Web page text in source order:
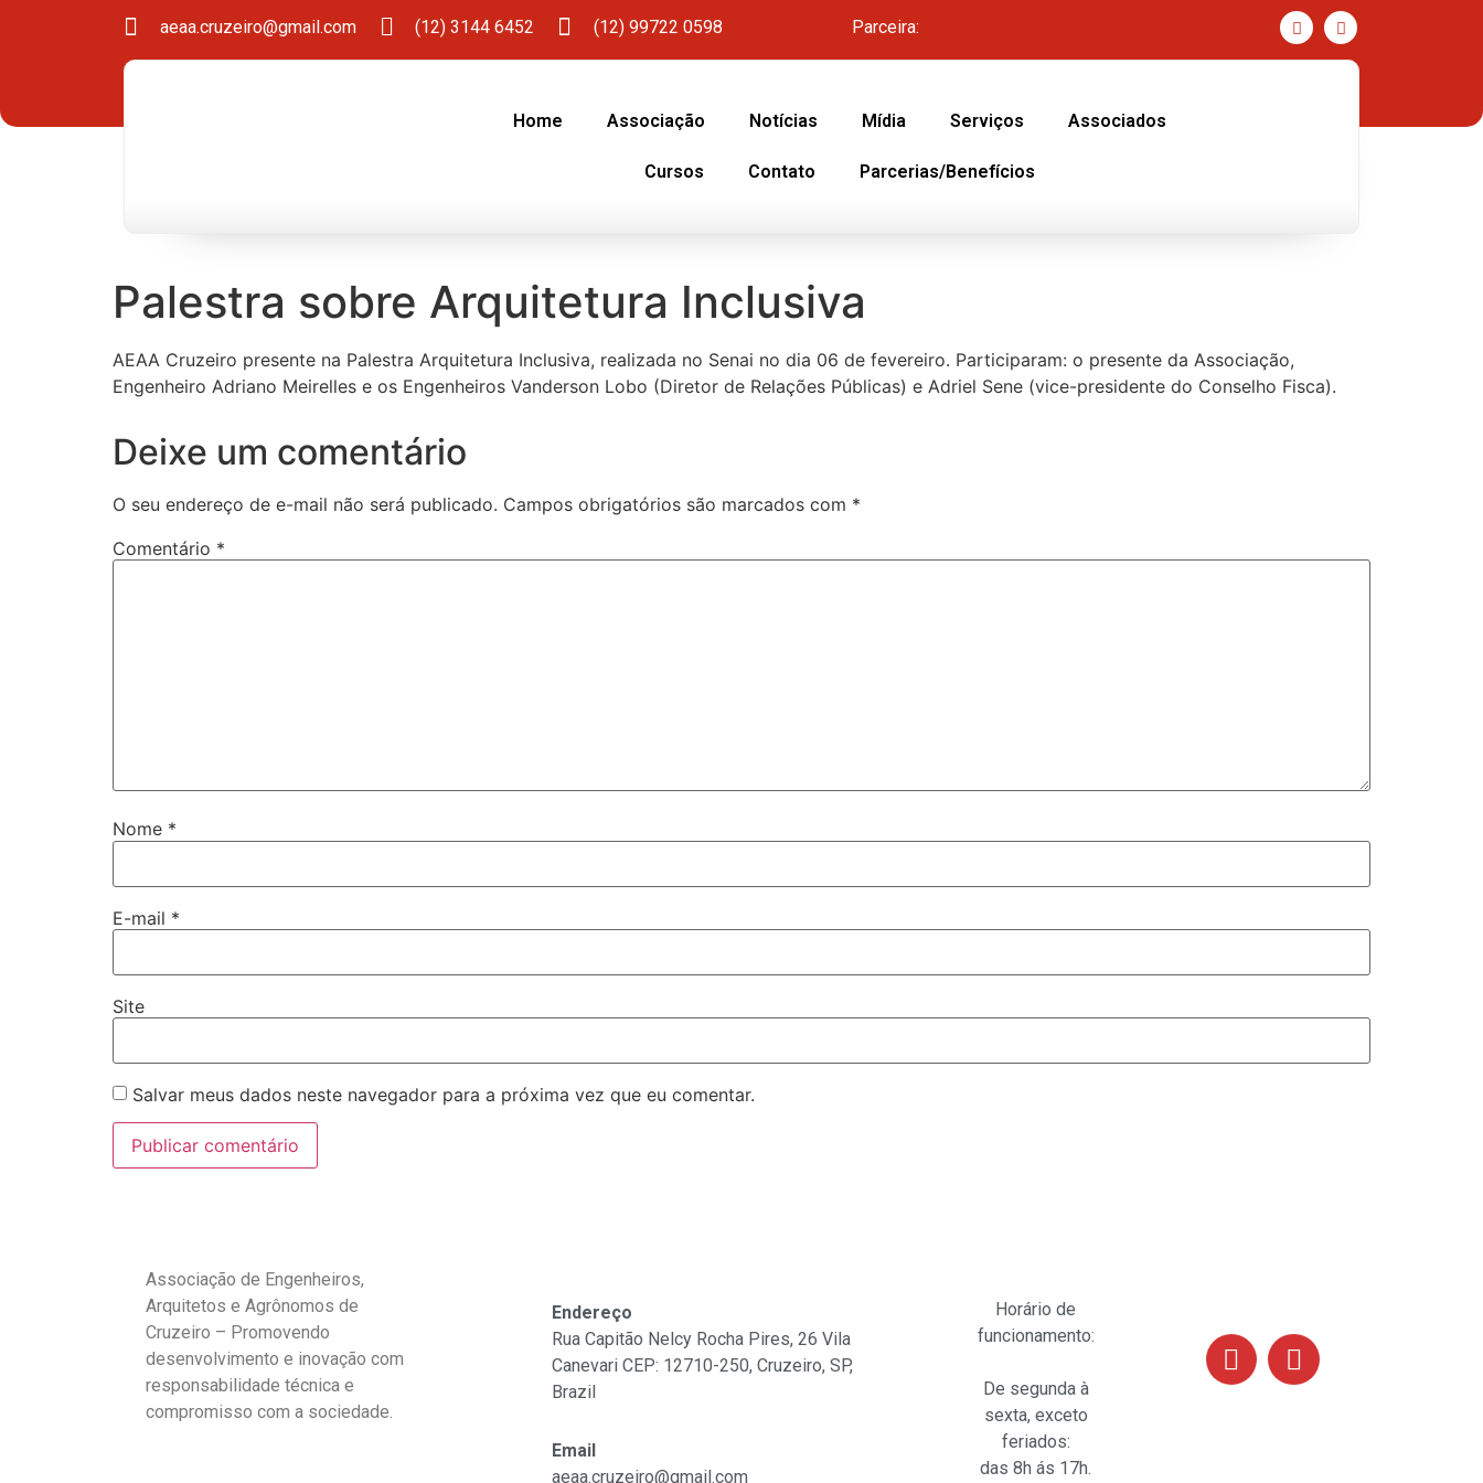
aeaa.cruzeiro@gmail.com (12) 3144 6452 (12) 99722 0598 Parceira:
Home Associação Notícias Mídia Serviços Associados
Cursos Contato Parcerias/Benefícios
Palestra sobre Arquitetura Inclusiva
AEAA Cruzeiro presente na Palestra Arquitetura Inclusiva, realizada no Senai no dia 06 de fevereiro. Participaram: o presente da Associação,
Engenheiro Adriano Meirelles e os Engenheiros Vanderson Lobo (Diretor de Relações Públicas) e Adriel Sene (vice-presidente do Conselho Fisca).
Deixe um comentário
O seu endereço de e-mail não será publicado. Campos obrigatórios são marcados com *
Comentário *
Nome *
E-mail *
Site
Salvar meus dados neste navegador para a próxima vez que eu comentar.
Associação de Engenheiros,
Arquitetos e Agrônomos de
Cruzeiro – Promovendo
desenvolvimento e inovação com
responsabilidade técnica e
compromisso com a sociedade.
Endereço
Rua Capitão Nelcy Rocha Pires, 26 Vila
Canevari CEP: 12710-250, Cruzeiro, SP,
Brazil
Email
aeaa.cruzeiro@gmail.com
Horário de
funcionamento:
De segunda à
sexta, exceto
feriados:
das 8h ás 17h.